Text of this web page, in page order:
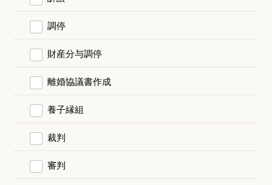
調停
財産分与調停
離婚協議書作成
養子縁組
裁判
審判